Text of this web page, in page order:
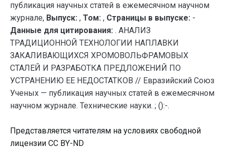
публикация научных статей в ежемесячном научном
журнале, Выпуск: , Том: , Страницы в выпуске: -
Данные для цитирования: . АНАЛИЗ
ТРАДИЦИОННОЙ ТЕХНОЛОГИИ НАПЛАВКИ
ЗАКАЛИВАЮЩИХСЯ ХРОМОВОЛЬФРАМОВЫХ
СТАЛЕЙ И РАЗРАБОТКА ПРЕДЛОЖЕНИЙ ПО
УСТРАНЕНИЮ ЕЕ НЕДОСТАТКОВ // Евразийский Союз
Ученых — публикация научных статей в ежемесячном
научном журнале. Технические науки. ; ():-.
Представляется читателям на условиях свободной
лицензии CC BY-ND